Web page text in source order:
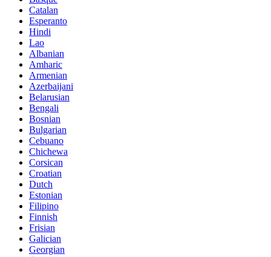
Catalan
Esperanto
Hindi
Lao
Albanian
Amharic
Armenian
Azerbaijani
Belarusian
Bengali
Bosnian
Bulgarian
Cebuano
Chichewa
Corsican
Croatian
Dutch
Estonian
Filipino
Finnish
Frisian
Galician
Georgian